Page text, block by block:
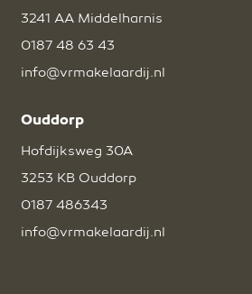
3241 AA Middelharnis
0187 48 63 43
info@vrmakelaardij.nl
Ouddorp
Hofdijksweg 30A
3253 KB Ouddorp
0187 486343
info@vrmakelaardij.nl